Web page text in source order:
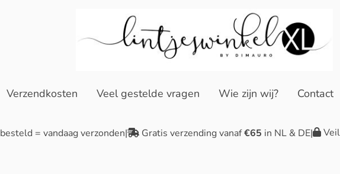
Verzendkosten Veel gestelde vragen Wie zijn wij? Contact
besteld = vandaag verzonden| Gratis verzending vanaf€65 in NL & DE|